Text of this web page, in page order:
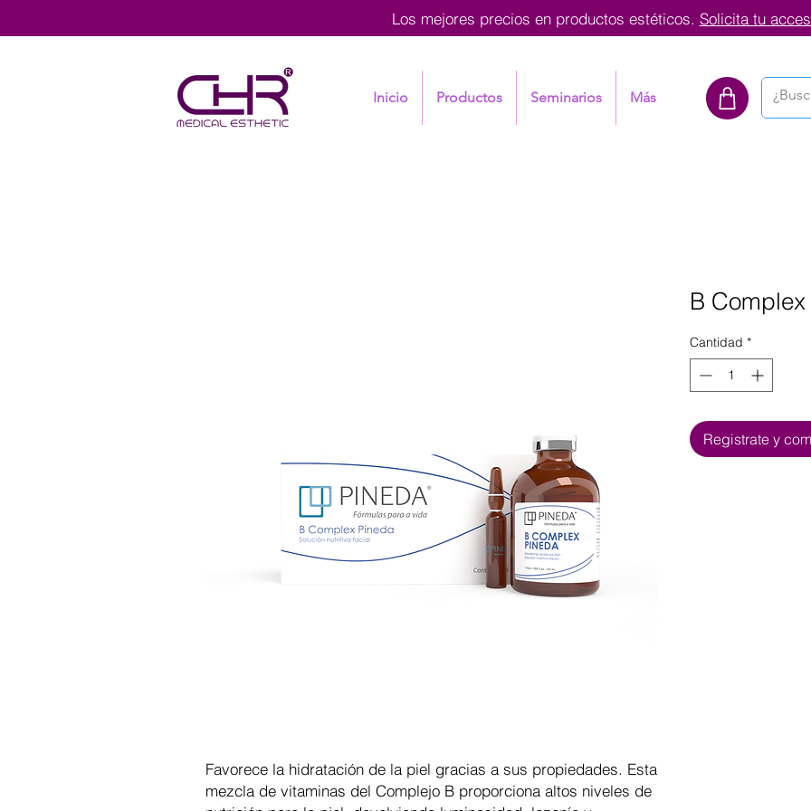
Los mejores precios en productos estéticos. Solicita tu
Inicio Productos Seminarios Más
Favorece la hidratación de la piel gracias a sus propiedades. Esta
mezcla de vitaminas del Complejo B proporciona altos niveles de
B
Cantidad *
Registrate y